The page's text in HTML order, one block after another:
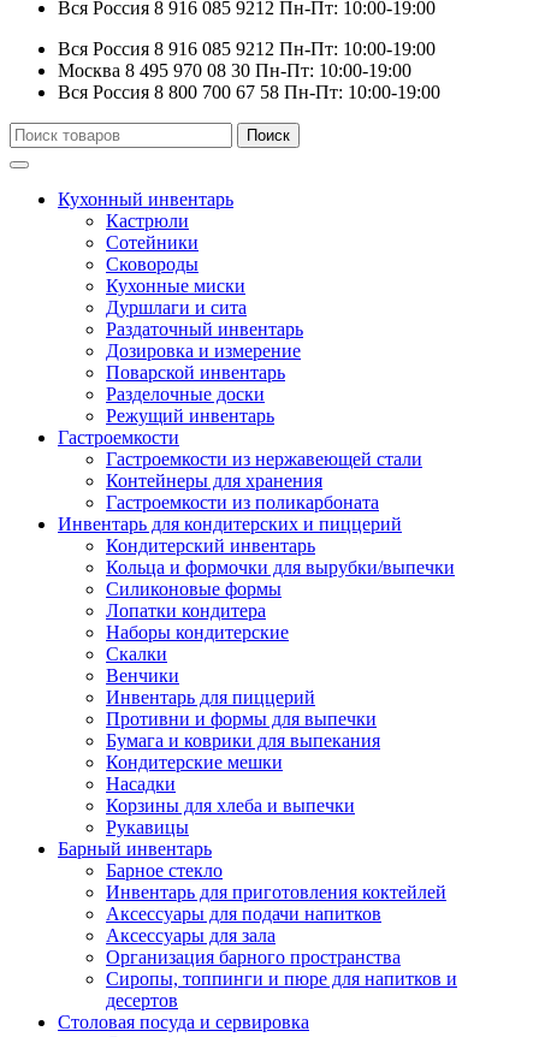
Вся Россия 8 916 085 9212 Пн-Пт: 10:00-19:00
Вся Россия 8 916 085 9212 Пн-Пт: 10:00-19:00
Москва 8 495 970 08 30 Пн-Пт: 10:00-19:00
Вся Россия 8 800 700 67 58 Пн-Пт: 10:00-19:00
Искать:
Поиск
Кухонный инвентарь
Кастрюли
Сотейники
Сковороды
Кухонные миски
Дуршлаги и сита
Раздаточный инвентарь
Дозировка и измерение
Поварской инвентарь
Разделочные доски
Режущий инвентарь
Гастроемкости
Гастроемкости из нержавеющей стали
Контейнеры для хранения
Гастроемкости из поликарбоната
Инвентарь для кондитерских и пиццерий
Кондитерский инвентарь
Кольца и формочки для вырубки/выпечки
Силиконовые формы
Лопатки кондитера
Наборы кондитерские
Скалки
Венчики
Инвентарь для пиццерий
Противни и формы для выпечки
Бумага и коврики для выпекания
Кондитерские мешки
Насадки
Корзины для хлеба и выпечки
Рукавицы
Барный инвентарь
Барное стекло
Инвентарь для приготовления коктейлей
Аксессуары для подачи напитков
Аксессуары для зала
Организация барного пространства
Сиропы, топпинги и пюре для напитков и
десертов
Столовая посуда и сервировка